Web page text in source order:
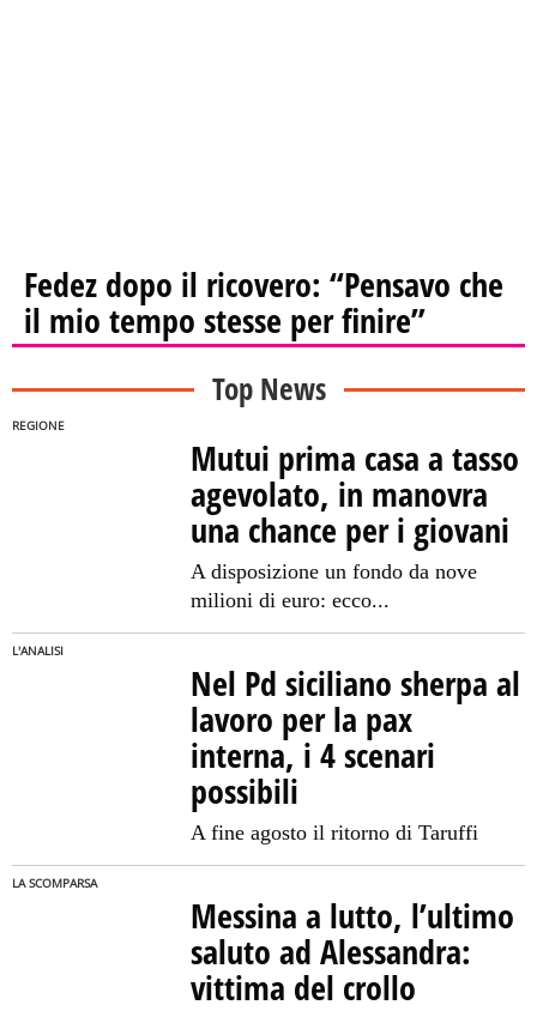
Fedez dopo il ricovero: “Pensavo che
il mio tempo stesse per finire”
Top News
REGIONE
Mutui prima casa a tasso
agevolato, in manovra
una chance per i giovani
A disposizione un fondo da nove
milioni di euro: ecco...
L'ANALISI
Nel Pd siciliano sherpa al
lavoro per la pax
interna, i 4 scenari
possibili
A fine agosto il ritorno di Taruffi
LA SCOMPARSA
Messina a lutto, l’ultimo
saluto ad Alessandra:
vittima del crollo